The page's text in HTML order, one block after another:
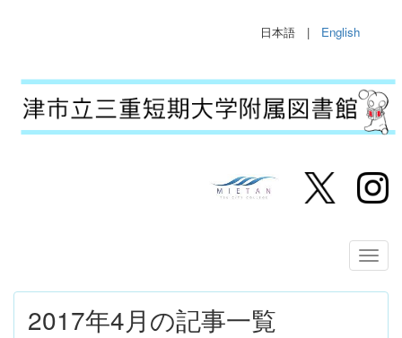
日本語 | English
2017年4月の記事一覧